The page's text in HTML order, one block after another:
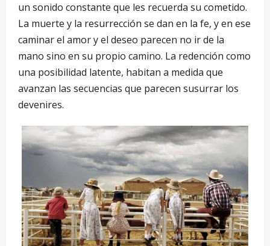
un sonido constante que les recuerda su cometido.
La muerte y la resurrección se dan en la fe, y en ese
caminar el amor y el deseo parecen no ir de la
mano sino en su propio camino. La redención como
una posibilidad latente, habitan a medida que
avanzan las secuencias que parecen susurrar los
devenires.